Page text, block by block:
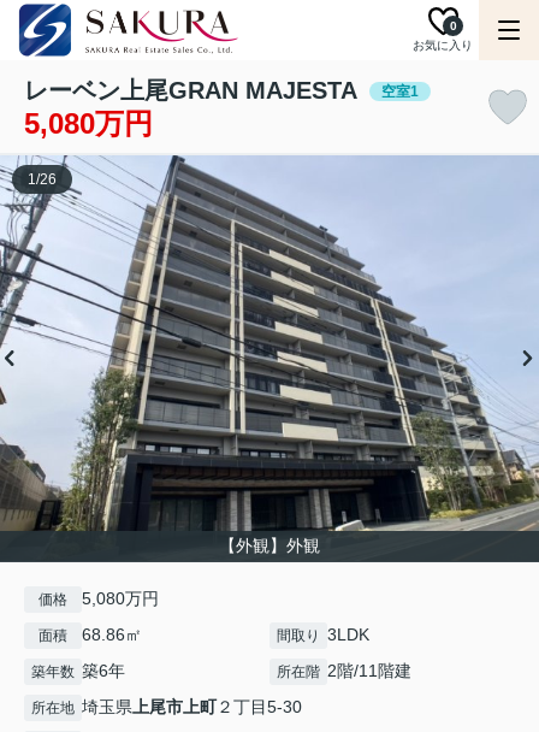
お気に入り
0
レーベン上尾GRAN MAJESTA 空室1
5,080万円
【外観】外観
1/26
価格 5,080万円
面積 68.86㎡ 間取り 3LDK
築年数 築6年 所在階 2階/11階建
所在地 埼玉県上尾市上町２丁目5-30